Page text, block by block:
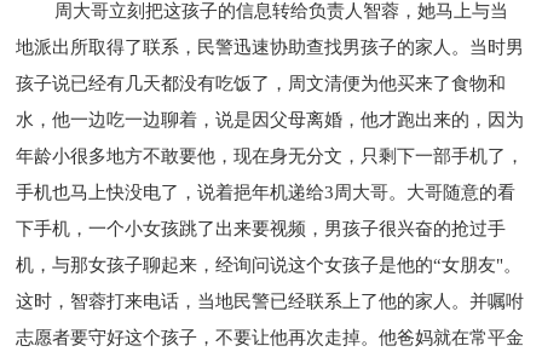
周大哥立刻把这孩子的信息转给负责人智蓉，她马上与当
地派出所取得了联系，民警迅速协助查找男孩子的家人。当时男
孩子说已经有几天都没有吃饭了，周文清便为他买来了食物和
水，他一边吃一边聊着，说是因父母离婚，他才跑出来的，因为
年龄小很多地方不敢要他，现在身无分文，只剩下一部手机了，
手机也马上快没电了，说着挹年机递给3周大哥。大哥随意的看
下手机，一个小女孩跳了出来要视频，男孩子很兴奋的抢过手
机，与那女孩子聊起来，经询问说这个女孩子是他的“女朋友"。
这时，智蓉打来电话，当地民警已经联系上了他的家人。并嘱咐
志愿者要守好这个孩子，不要让他再次走掉。他爸妈就在常平金